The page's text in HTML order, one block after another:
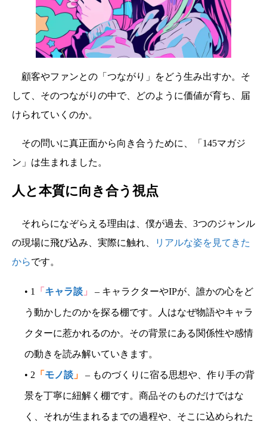
顧客やファンとの「つながり」をどう生み出すか。そ
して、そのつながりの中で、どのように価値が育ち、届
けられていくのか。
その問いに真正面から向き合うために、「145マガジ
ン」は生まれました。
人と本質に向き合う視点
それらになぞらえる理由は、僕が過去、3つのジャンル
の現場に飛び込み、実際に触れ、
リアルな姿を見てきた
からです。
• 1 「 キャラ談」 – キャラクターやIPが、誰かの心をど
う動かしたのかを探る棚です。人はなぜ物語やキャラ
クターに惹かれるのか。その背景にある関係性や感情
の動きを読み解いていきます。
• 2 「 モノ談」 – ものづくりに宿る思想や、作り手の背
景を丁寧に紐解く棚です。商品そのものだけではな
く、それが生まれるまでの過程や、そこに込められた